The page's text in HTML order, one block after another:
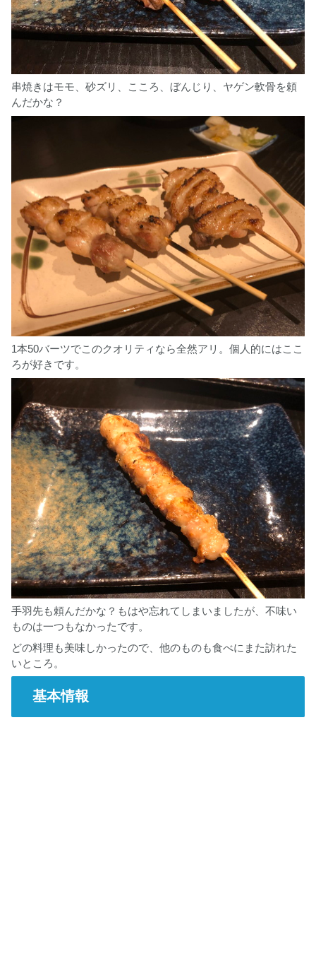
串焼きはモモ、砂ズリ、こころ、ぼんじり、ヤゲン軟骨を頼
んだかな？
1本50バーツでこのクオリティなら全然アリ。個人的にはここ
ろが好きです。
手羽先も頼んだかな？もはや忘れてしまいましたが、不味い
ものは一つもなかったです。
どの料理も美味しかったので、他のものも食べにまた訪れた
いところ。
基本情報